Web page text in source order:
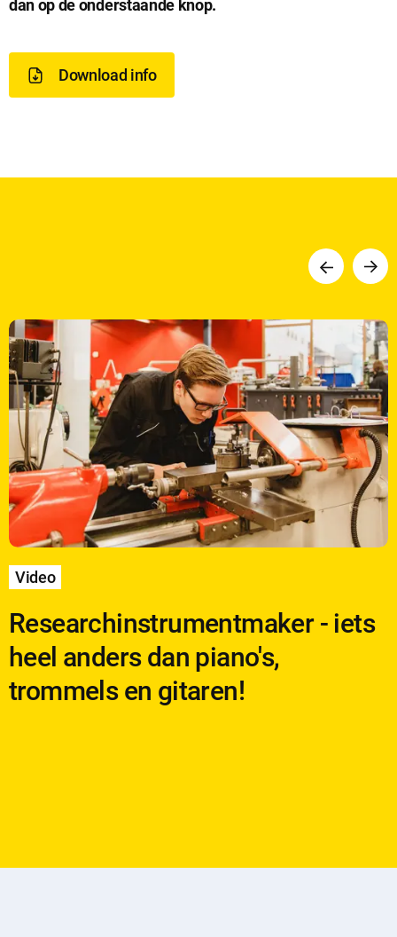
w
n
i
n
f
o
dan op de onderstaande knop.
Download info
Vorige
Researchinstrumentmaker - iets
heel anders dan piano's,
trommels en gitaren!
Video